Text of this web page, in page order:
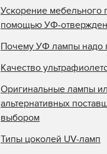
Ускорение мебельного
помощью УФ-
Почему УФ лампы надо
Качество
Оригинальные лампы
альтернативных
выбором
Типы цоколей UV-ламп